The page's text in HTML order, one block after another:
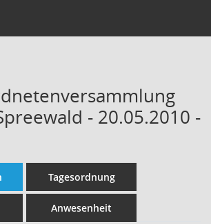
- 20.05.2010 -
Tagesordnung
Anwesenheit